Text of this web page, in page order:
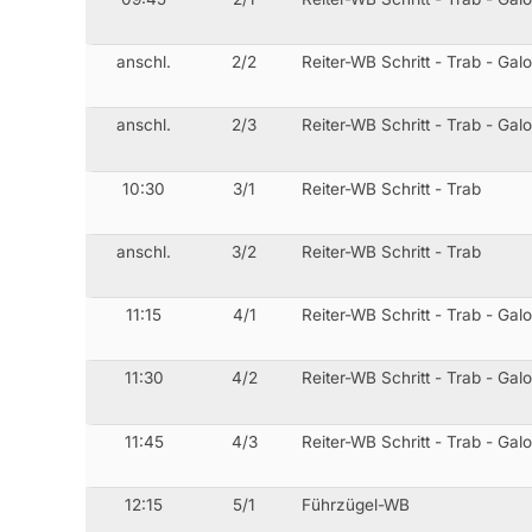
anschl. 2/2 Reiter-WB Schritt - Trab -
anschl. 2/3 Reiter-WB Schritt - Trab -
10:30 3/1 Reiter-WB Schritt - Trab
anschl. 3/2 Reiter-WB Schritt - Trab
11:15 4/1 Reiter-WB Schritt - Trab -
11:30 4/2 Reiter-WB Schritt - Trab -
11:45 4/3 Reiter-WB Schritt - Trab -
12:15 5/1 Führzügel-WB